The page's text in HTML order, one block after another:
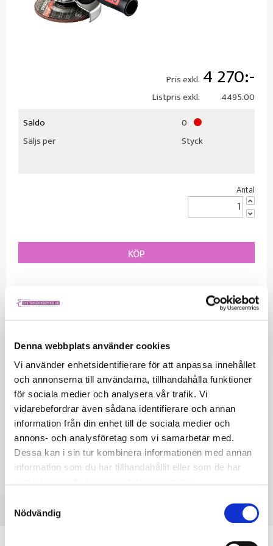
Denna webbplats använder cookies
Vi använder enhetsidentifierare för att anpassa innehållet
och annonserna till användarna, tillhandahålla funktioner
för sociala medier och analysera vår trafik. Vi
vidarebefordrar även sådana identifierare och annan
information från din enhet till de sociala medier och
annons- och analysföretag som vi samarbetar med.
Dessa kan i sin tur kombinera informationen med annan
information som du har tillhandahållit eller som de har
Nödvändig
Pris exkl. 4 270
Listpris exkl.
4495.00
Saldo
0
Säljs per
Styck
KÖP
Beskrivning
Mycket kraftfull för krävande arbetsuppgifter
material
Ergonomisk, kylisolerande och lätt kåpa av slagtålig plast
Metabo VibraTech (MVT) extrahandtag för
vibrationsdämpning skyddar hälsan
Metabo Quick för verktygslöst skivbyte med
snabbspännmutter
Skyddskåpan kan justeras utan verktyg; vridsäker
montering i 8 lägen
Användarvänlig avluftning genom handtaget undviker
uppvirvling av damm i arbetsområdet
maskinen
För användning med slip- och kapskivor Ø 125 mm
LÄS MER ...
RELATERADE PRODUKTER